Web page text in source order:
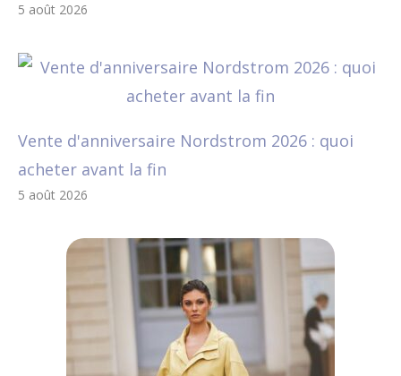
5 août 2026
Vente d'anniversaire Nordstrom 2026 : quoi
acheter avant la fin
5 août 2026